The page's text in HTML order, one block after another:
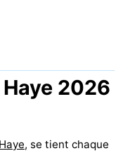
2026
, se tient chaque